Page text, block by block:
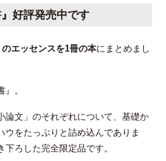
』好評発売中です
のエッセンスを1冊の本にまとめまし
。
論文」のそれぞれについて、基礎か
ウをたっぷりと詰め込んでありま
ろした完全限定品です。